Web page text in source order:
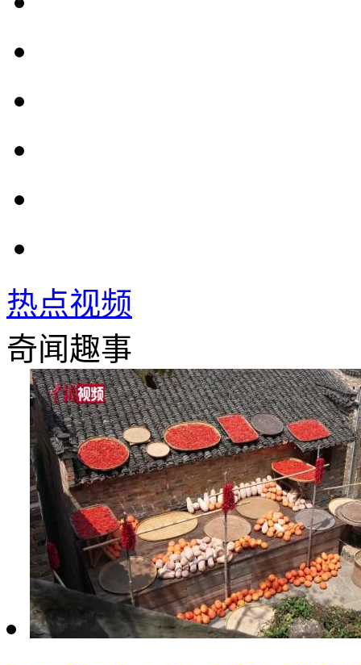
热点视频
奇闻趣事